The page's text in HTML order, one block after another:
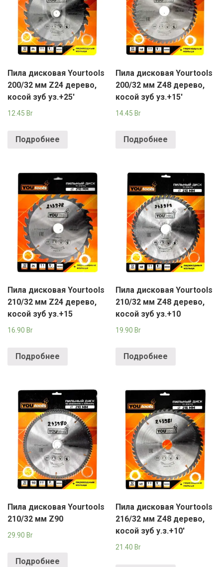
Пила дисковая Yourtools
200/32 мм Z24 дерево,
косой зуб уз.+25′
12.45 Br
Подробнее
Пила дисковая Yourtools
200/32 мм Z48 дерево,
косой зуб уз.+15′
14.45 Br
Подробнее
Пила дисковая Yourtools
210/32 мм Z24 дерево,
косой зуб уз.+15
16.90 Br
Подробнее
Пила дисковая Yourtools
210/32 мм Z48 дерево,
косой зуб уз.+10
19.90 Br
Подробнее
Пила дисковая Yourtools
210/32 мм Z90
29.90 Br
Подробнее
Пила дисковая Yourtools
216/32 мм Z48 дерево,
косой зуб у.з.+10′
21.40 Br